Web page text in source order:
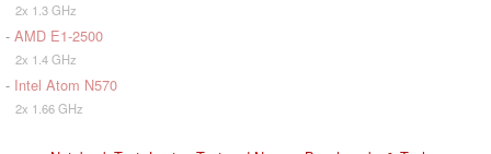
2x 1.3 GHz
- AMD E1-2500
2x 1.4 GHz
- Intel Atom N570
2x 1.66 GHz